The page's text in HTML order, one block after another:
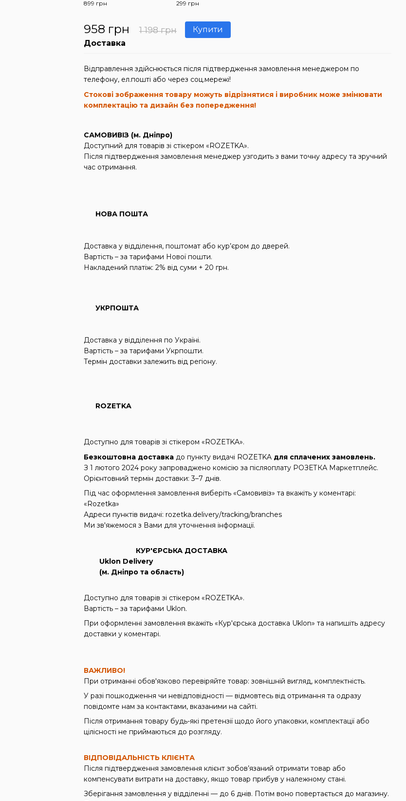
899 грн
299 грн
958 грн 1 198 грн
Купити
Доставка
Відправлення здійснюється після підтвердження замовлення менеджером по
телефону, ел.пошті або через соц.мережі!
Стокові зображення товару можуть відрізнятися і виробник може змінювати
комплектацію та дизайн без попередження!
САМОВИВІЗ (м. Дніпро)
Доступний для товарів зі стікером «ROZETKA».
Після підтвердження замовлення менеджер узгодить з вами точну адресу та зручний
час отримання.
НОВА ПОШТА
Доставка у відділення, поштомат або кур’єром до дверей.
Вартість – за тарифами Нової пошти.
Накладений платіж: 2% від суми + 20 грн.
УКРПОШТА
Доставка у відділення по Україні.
Вартість – за тарифами Укрпошти.
Термін доставки залежить від регіону.
ROZETKA
Доступно для товарів зі стікером «ROZETKA».
Безкоштовна доставка до пункту видачі ROZETKA для сплачених замовлень.
З 1 лютого 2024 року запроваджено комісію за післяоплату РОЗЕТКА Маркетплейс.
Орієнтовний термін доставки: 3–7 днів.
Під час оформлення замовлення виберіть «Самовивіз» та вкажіть у коментарі:
«Rozetka»
Адреси пунктів видачі: rozetka.delivery/tracking/branches
Ми зв'яжемося з Вами для уточнення інформації.
КУР'ЄРСЬКА ДОСТАВКА
Uklon Delivery
(м. Дніпро та область)
Доступно для товарів зі стікером «ROZETKA».
Вартість – за тарифами Uklon.
При оформленні замовлення вкажіть «Кур'єрська доставка Uklon» та напишіть адресу
доставки у коментарі.
ВАЖЛИВО!
При отриманні обов'язково перевіряйте товар: зовнішній вигляд, комплектність.
У разі пошкодження чи невідповідності — відмовтесь від отримання та одразу
повідомте нам за контактами, вказаними на сайті.
Після отримання товару будь-які претензії щодо його упаковки, комплектації або
цілісності не приймаються до розгляду.
ВІДПОВІДАЛЬНІСТЬ КЛІЄНТА
Після підтвердження замовлення клієнт зобов’язаний отримати товар або
компенсувати витрати на доставку, якщо товар прибув у належному стані.
Зберігання замовлення у відділенні — до 6 днів. Потім воно повертається до магазину.